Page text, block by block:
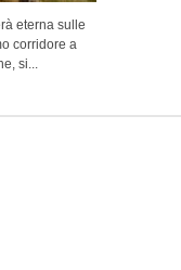
eterna sulle
corridore a
si...